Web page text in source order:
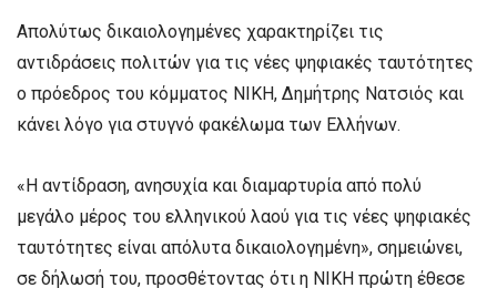
Απολύτως δικαιολογημένες χαρακτηρίζει τις
αντιδράσεις πολιτών για τις νέες ψηφιακές ταυτότητες
ο πρόεδρος του κόμματος ΝΙΚΗ, Δημήτρης Νατσιός και
κάνει λόγο για στυγνό φακέλωμα των Ελλήνων.
«Η αντίδραση, ανησυχία και διαμαρτυρία από πολύ
μεγάλο μέρος του ελληνικού λαού για τις νέες ψηφιακές
ταυτότητες είναι απόλυτα δικαιολογημένη», σημειώνει,
σε δήλωσή του, προσθέτοντας ότι η ΝΙΚΗ πρώτη έθεσε